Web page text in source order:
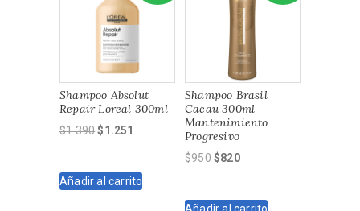
Shampoo Absolut
Repair Loreal 300ml
$1.390El
era:
$1.251
es:
Añadir al carrito
Shampoo Brasil
Cacau 300ml
Mantenimiento
Progresivo
$950El
$820El
Añadir al carrito